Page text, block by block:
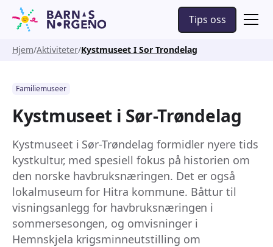
Tips oss
Hjem Aktiviteter Kystmuseet I Sor Trondelag
Familiemuseer
Kystmuseet i Sør-Trøndelag
Kystmuseet i Sør-Trøndelag formidler nyere tids
kystkultur, med spesiell fokus på historien om
den norske havbruksnæringen. Det er også
lokalmuseum for Hitra kommune. Båttur til
visningsanlegg for havbruksnæringen i
sommersesongen, og omvisninger i
Hemnskjela krigsminneutstilling om